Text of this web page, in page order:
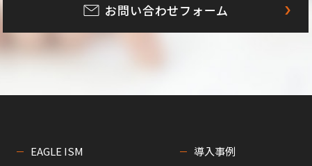
お問い合わせフォーム
EAGLE ISM 導入事例